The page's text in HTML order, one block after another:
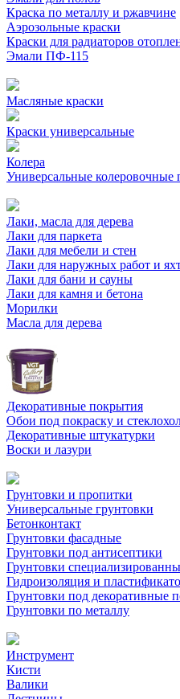
Краска по металлу и ржавчине
Аэрозольные краски
Краски для радиаторов
Эмали ПФ-115
Масляные краски
Краски универсальные
Колера
Универсальные колеровочные
Лаки, масла для дерева
Лаки для паркета
Лаки для мебели и стен
Лаки для наружных работ и
Лаки для бани и сауны
Лаки для камня и бетона
Морилки
Масла для дерева
Декоративные покрытия
Обои под покраску и
Декоративные штукатурки
Воски и лазури
Грунтовки и пропитки
Универсальные грунтовки
Бетонконтакт
Грунтовки фасадные
Грунтовки под антисептики
Грунтовки
Гидроизоляция и
Грунтовки под декоративные
Грунтовки по металлу
Инструмент
Кисти
Валики